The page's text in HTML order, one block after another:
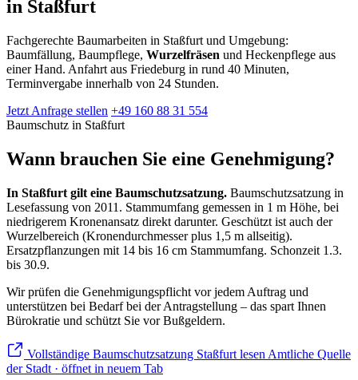
in Staßfurt
Fachgerechte Baumarbeiten in Staßfurt und Umgebung:
Baumfällung, Baumpflege, Wurzelfräsen und Heckenpflege aus
einer Hand. Anfahrt aus Friedeburg in rund 40 Minuten,
Terminvergabe innerhalb von 24 Stunden.
Jetzt Anfrage stellen +49 160 88 31 554
Baumschutz in Staßfurt
Wann brauchen Sie eine Genehmigung?
In Staßfurt gilt eine Baumschutzsatzung. Baumschutzsatzung in
Lesefassung von 2011. Stammumfang gemessen in 1 m Höhe, bei
niedrigerem Kronenansatz direkt darunter. Geschützt ist auch der
Wurzelbereich (Kronendurchmesser plus 1,5 m allseitig).
Ersatzpflanzungen mit 14 bis 16 cm Stammumfang. Schonzeit 1.3.
bis 30.9.
Wir prüfen die Genehmigungspflicht vor jedem Auftrag und
unterstützen bei Bedarf bei der Antragstellung – das spart Ihnen
Bürokratie und schützt Sie vor Bußgeldern.
Vollständige Baumschutzsatzung Staßfurt lesen Amtliche Quelle
der Stadt · öffnet in neuem Tab